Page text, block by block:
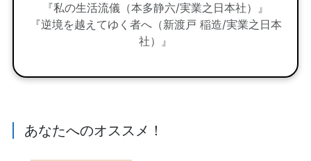
『私の生活流儀（本多静六/実業之日本社）』
『逆境を越えてゆく者へ（新渡戸 稲造/実業之日本
社）』
あなたへのオススメ！